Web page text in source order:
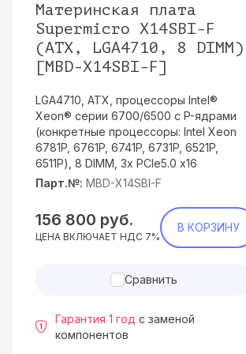
Материнская плата
Supermicro X14SBI-F
(ATX, LGA4710, 8 DIMM)
[MBD-X14SBI-F]
LGA4710, ATX, процессоры Intel®
Xeon® серии 6700/6500 с P-ядрами
(конкретные процессоры: Intel Xeon
6781P, 6761P, 6741P, 6731P, 6521P,
6511P), 8 DIMM, 3x PCIe5.0 x16
Парт.№: MBD-X14SBI-F
156 800 руб.
ЦЕНА ВКЛЮЧАЕТ НДС 7%
В КОРЗИНУ
Сравнить
Гарантия 1 год с заменой
компонентов